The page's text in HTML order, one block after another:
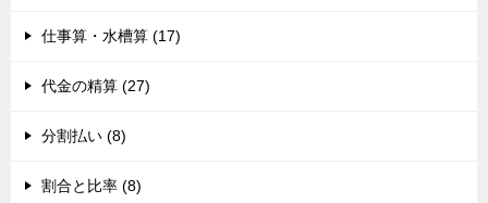
仕事算・水槽算 (17)
代金の精算 (27)
分割払い (8)
割合と比率 (8)